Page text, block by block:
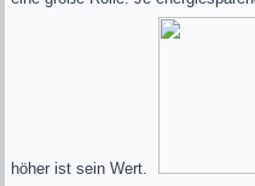
höher ist sein Wert.